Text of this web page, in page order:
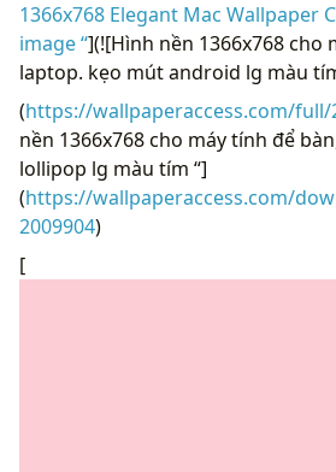
1366x768 Elegant Mac Wallpaper
image “](![Hình nền 1366x768 cho
laptop. kẹo mút android lg màu
(https://wallpaperaccess.com/full/
nền 1366x768 cho máy tính để
lollipop lg màu tím “]
(https://wallpaperaccess.com/
2009904)
[